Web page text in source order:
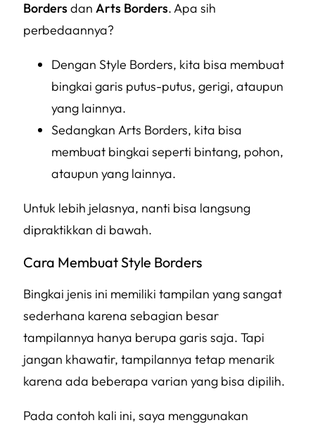
Bordersdan Arts Borders. Apa sih
perbedaannya?
Dengan Style Borders, kita bisa membuat
bingkai garis putus-putus, gerigi, ataupun
yang lainnya.
Sedangkan Arts Borders, kita bisa
membuat bingkai seperti bintang, pohon,
ataupun yang lainnya.
Untuk lebih jelasnya, nanti bisa langsung
dipraktikkan di bawah.
Cara Membuat Style Borders
Bingkai jenis ini memiliki tampilan yang sangat
sederhana karena sebagian besar
tampilannya hanya berupa garis saja. Tapi
jangan khawatir, tampilannya tetap menarik
karena ada beberapa varian yang bisa dipilih.
Pada contoh kali ini, saya menggunakan